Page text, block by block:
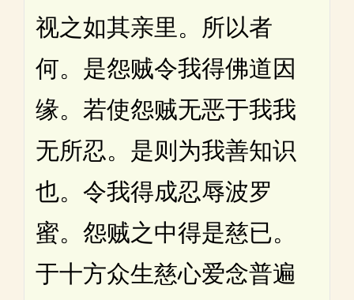
视之如其亲里。所以者
何。是怨贼令我得佛道因
缘。若使怨贼无恶于我我
无所忍。是则为我善知识
也。令我得成忍辱波罗
蜜。怨贼之中得是慈已。
于十方众生慈心爱念普遍